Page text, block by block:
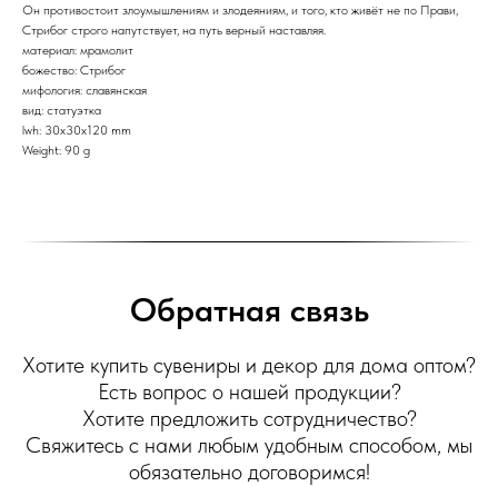
Он противостоит злоумышлениям и злодеяниям, и того, кто живёт не по Прави,
Стрибог строго напутствует, на путь верный наставляя.
материал: мрамолит
божество: Стрибог
мифология: славянская
вид: статуэтка
lwh: 30x30x120 mm
Weight: 90 g
Обратная связь
Хотите купить сувениры и декор для дома оптом?
Есть вопрос о нашей продукции?
Хотите предложить сотрудничество?
Свяжитесь с нами любым удобным способом, мы
обязательно договоримся!